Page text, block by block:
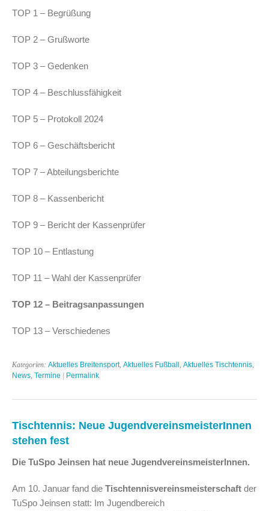
TOP 1 – Begrüßung
TOP 2 – Grußworte
TOP 3 – Gedenken
TOP 4 – Beschlussfähigkeit
TOP 5 – Protokoll 2024
TOP 6 – Geschäftsbericht
TOP 7 – Abteilungsberichte
TOP 8 – Kassenbericht
TOP 9 – Bericht der Kassenprüfer
TOP 10 – Entlastung
TOP 11 – Wahl der Kassenprüfer
TOP 12 – Beitragsanpassungen
TOP 13 – Verschiedenes
Kategorien: Aktuelles Breitensport, Aktuelles Fußball Aktuelles Tischtennis
News Termine | Permalink
Tischtennis: Neue JugendvereinsmeisterInnen
stehen fest
Die TuSpo Jeinsen hat neue JugendvereinsmeisterInnen.
Am 10. Januar fand die Tischtennisvereinsmeisterschaft der
TuSpo Jeinsen statt: Im Jugendbereich